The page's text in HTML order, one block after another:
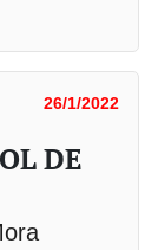
26/1/2022
DE